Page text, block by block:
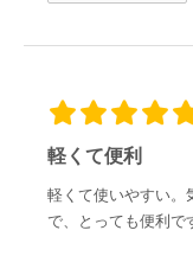
軽くて便利
軽くて使いやすい。
で、とっても便利で